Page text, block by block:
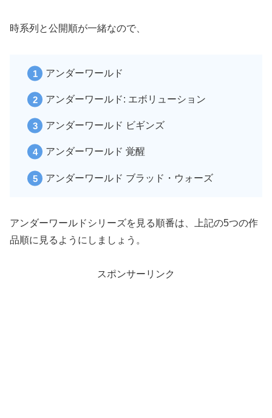
時系列と公開順が一緒なので、
アンダーワールド
アンダーワールド: エボリューション
アンダーワールド ビギンズ
アンダーワールド 覚醒
アンダーワールド ブラッド・ウォーズ
アンダーワールドシリーズを見る順番は、上記の5つの作
品順に見るようにしましょう。
スポンサーリンク